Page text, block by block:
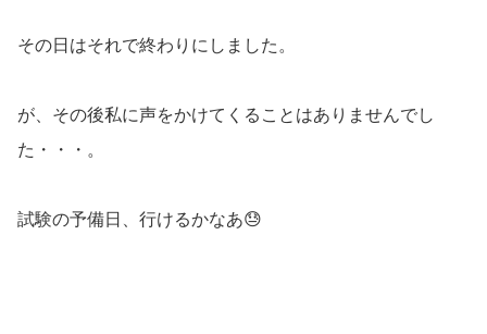
その日はそれで終わりにしました。
が、その後私に声をかけてくることはありませんでし
た・・・。
試験の予備日、行けるかなあ😓